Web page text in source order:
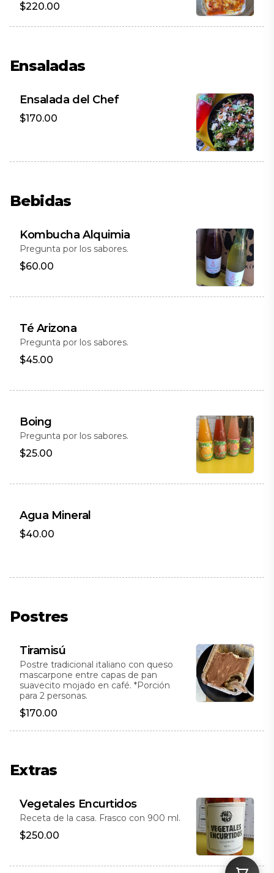
$220.00
Ensaladas
Ensalada del Chef
$170.00
Bebidas
Kombucha Alquimia
Pregunta por los sabores.
$60.00
Té Arizona
Pregunta por los sabores.
$45.00
Boing
Pregunta por los sabores.
$25.00
Agua Mineral
$40.00
Postres
Tiramisú
Postre tradicional italiano con queso
mascarpone entre capas de pan
suavecito mojado en café. *Porción
para 2 personas.
$170.00
Extras
Vegetales Encurtidos
Receta de la casa. Frasco con 900 ml.
$250.00